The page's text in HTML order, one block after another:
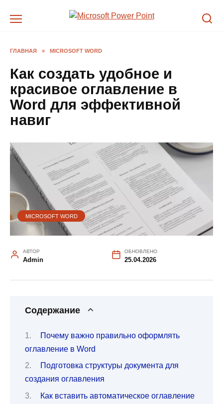
ГЛАВНАЯ » MICROSOFT WORD
Как создать удобное и
красивое оглавление в
Word для эффективной
навиг
MICROSOFT WORD
АВТОР
Admin
ОБНОВЛЕНО
25.04.2026
Содержание
Почему важно правильно оформлять
оглавление в Word
Подготовка структуры документа для
создания оглавления
Как вставить автоматическое оглавление